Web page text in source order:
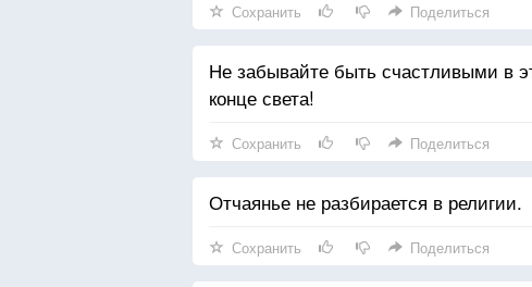
Сохранить Поделиться
Не забывайте быть счастливыми в
конце света!
Сохранить Поделиться
Отчаянье не разбирается в религии.
Сохранить Поделиться